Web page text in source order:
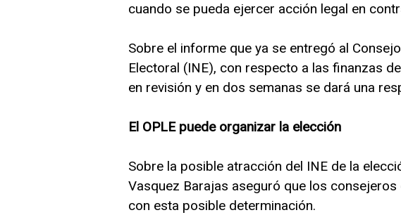
cuando se pueda ejercer acción legal en
Sobre el informe que ya se entregó al
Electoral (INE), con respecto a las finanzas
en revisión y en dos semanas se dará una
El OPLE puede organizar la elección
Sobre la posible atracción del INE de la
Vasquez Barajas aseguró que los
con esta posible determinación.